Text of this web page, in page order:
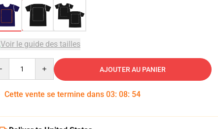
Voir le guide des tailles
AJOUTER AU PANIER
Cette vente se termine dans 03: 08: 53